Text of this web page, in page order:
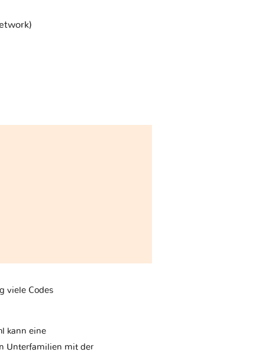
viele Codes
kann eine
Unterfamilien mit der